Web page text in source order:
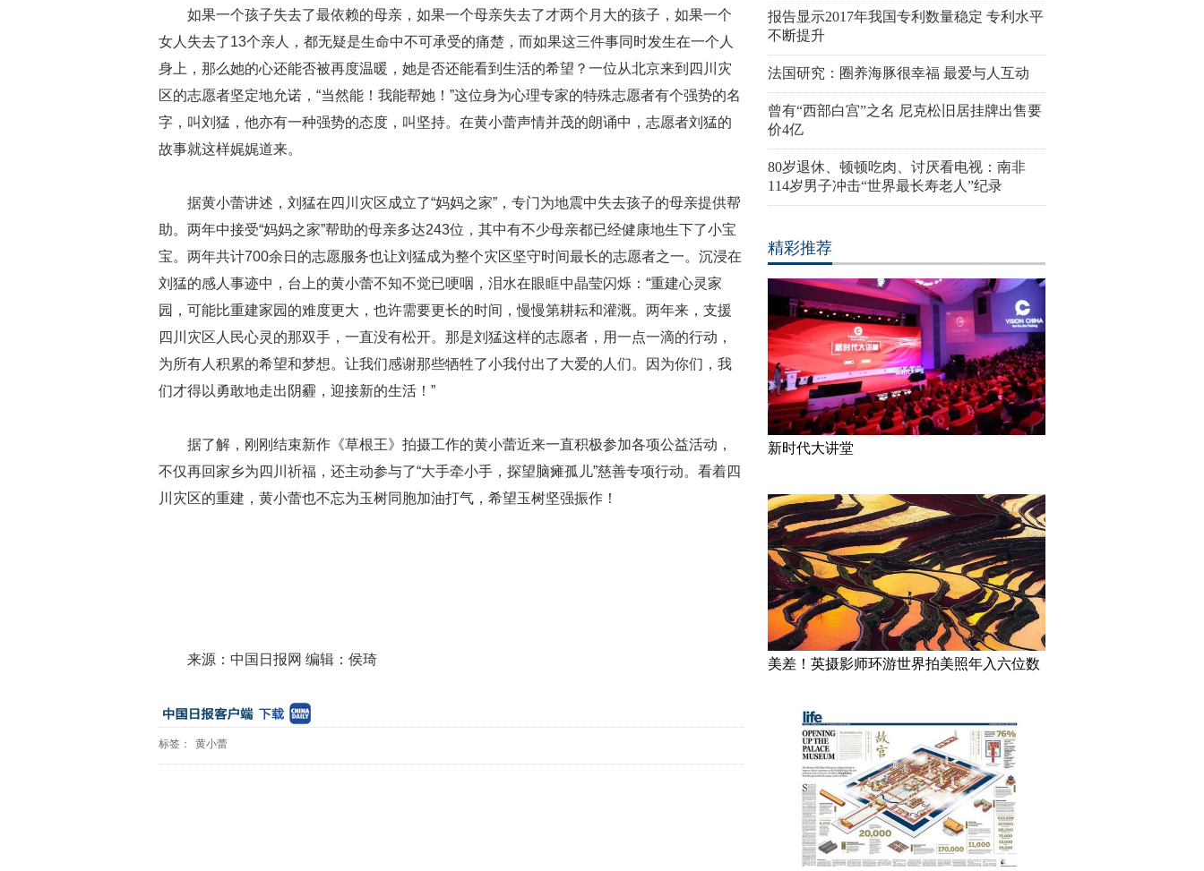
如果一个孩子失去了最依赖的母亲，如果一个母亲失去了才两个月大的孩子，如果一个
女人失去了13个亲人，都无疑是生命中不可承受的痛楚，而如果这三件事同时发生在一个人
身上，那么她的心还能否被再度温暖，她是否还能看到生活的希望？一位从北京来到四川灾
区的志愿者坚定地允诺，“当然能！我能帮她！”这位身为心理专家的特殊志愿者有个强势的名
字，叫刘猛，他亦有一种强势的态度，叫坚持。在黄小蕾声情并茂的朗诵中，志愿者刘猛的
故事就这样娓娓道来。
据黄小蕾讲述，刘猛在四川灾区成立了“妈妈之家”，专门为地震中失去孩子的母亲提供帮
助。两年中接受“妈妈之家”帮助的母亲多达243位，其中有不少母亲都已经健康地生下了小宝
宝。两年共计700余日的志愿服务也让刘猛成为整个灾区坚守时间最长的志愿者之一。沉浸在
刘猛的感人事迹中，台上的黄小蕾不知不觉已哽咽，泪水在眼眶中晶莹闪烁：“重建心灵家
园，可能比重建家园的难度更大，也许需要更长的时间，慢慢第耕耘和灌溉。两年来，支援
四川灾区人民心灵的那双手，一直没有松开。那是刘猛这样的志愿者，用一点一滴的行动，
为所有人积累的希望和梦想。让我们感谢那些牺牲了小我付出了大爱的人们。因为你们，我
们才得以勇敢地走出阴霾，迎接新的生活！”
据了解，刚刚结束新作《草根王》拍摄工作的黄小蕾近来一直积极参加各项公益活动，
不仅再回家乡为四川祈福，还主动参与了“大手牵小手，探望脑瘫孤儿”慈善专项行动。看着四
川灾区的重建，黄小蕾也不忘为玉树同胞加油打气，希望玉树坚强振作！
来源：中国日报网 编辑：侯琦
标签： 黄小蕾
报告显示2017年我国专利数量稳定 专利水平
不断提升
法国研究：圈养海豚很幸福 最爱与人互动
曾有“西部白宫”之名 尼克松旧居挂牌出售要
价4亿
80岁退休、顿顿吃肉、讨厌看电视：南非
114岁男子冲击“世界最长寿老人”纪录
精彩推荐
新时代大讲堂
美差！英摄影师环游世界拍美照年入六位数